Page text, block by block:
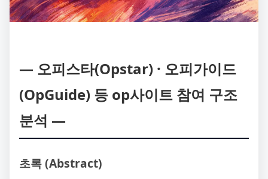
― 오피스타(Opstar) · 오피가이드
(OpGuide) 등 op사이트 참여 구조
분석 ―
초록 (Abstract)